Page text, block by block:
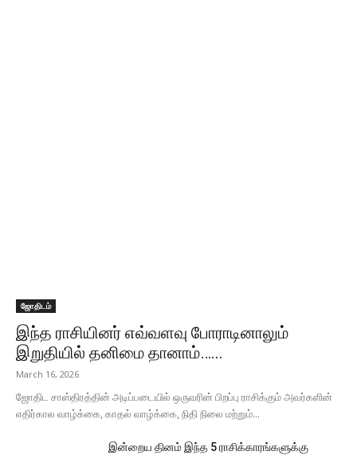
ஜோதிடம்
இந்த ராசியினர் எவ்வளவு போராடினாலும்
இறுதியில் தனிமை தானாம்…...
March 16, 2026
ஜோதிட சாஸ்திரத்தின் அடிப்படையில் ஒருவரின் பிறப்பு ராசிக்கும் அவர்களின்
எதிர்கால வாழ்க்கை, காதல் வாழ்க்கை, நிதி நிலை மற்றும்...
இன்றைய தினம் இந்த 5 ராசிக்காரங்களுக்கு